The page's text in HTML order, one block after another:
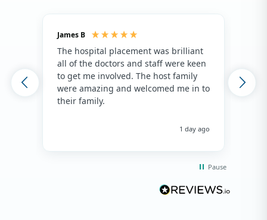
James B
The hospital placement was brilliant
all of the doctors and staff were keen
to get me involved. The host family
were amazing and welcomed me in to
their family.
1 day ago
Pause